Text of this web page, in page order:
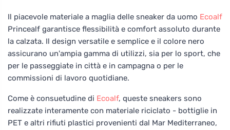
Il piacevole materiale a maglia delle sneaker da uomo Ecoalf
Princealf garantisce flessibilità e comfort assoluto durante
la calzata. Il design versatile e semplice e il colore nero
assicurano un'ampia gamma di utilizzi, sia per lo sport, che
per le passeggiate in città e in campagna o per le
commissioni di lavoro quotidiane.
Come è consuetudine di Ecoalf, queste sneakers sono
realizzate interamente con materiale riciclato - bottiglie in
PET e altri rifiuti plastici provenienti dal Mar Mediterraneo,